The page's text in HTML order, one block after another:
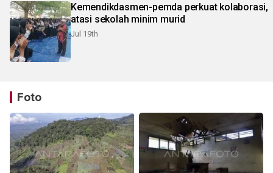
Kemendikdasmen-pemda perkuat kolaborasi,
atasi sekolah minim murid
Jul 19th
Foto